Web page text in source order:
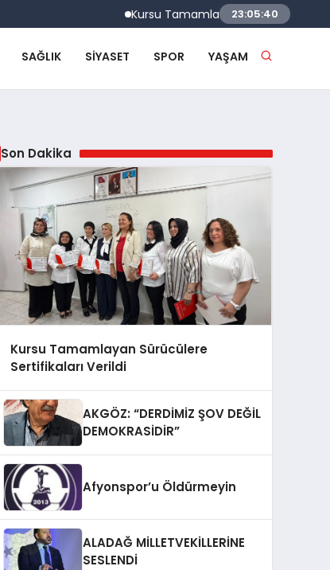
Kursu Tamamlayan Sürücülere
23:05:41
SAĞLIK SIYASET SPOR YAŞAM
Son Dakika
Kursu Tamamlayan Sürücülere
Sertifikaları Verildi
AKGÖZ: “DERDİMİZ ŞOV DEĞİL
DEMOKRASİDİR”
Afyonspor’u Öldürmeyin
ALADAĞ MİLLETVEKİLLERİNE
SESLENDİ